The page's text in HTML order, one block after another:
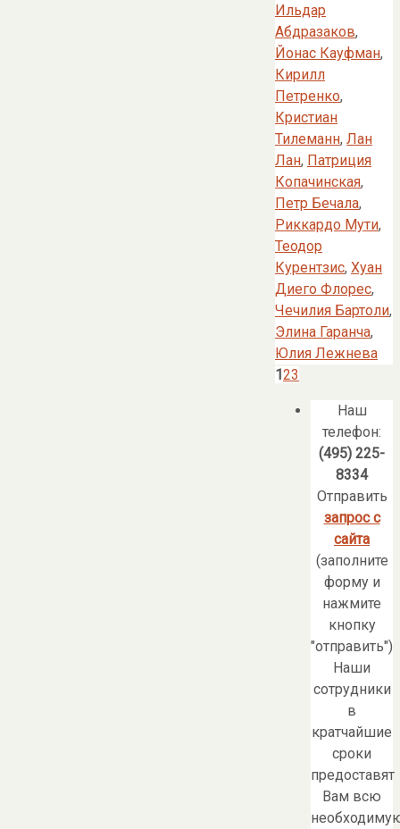
Ильдар
Абдразаков,
Йонас Кауфман,
Кирилл
Петренко,
Кристиан
Тилеманн, Лан
Лан, Патриция
Копачинская,
Петр Бечала,
Риккардо Мути,
Теодор
Курентзис, Хуан
Диего Флорес,
Чечилия Бартоли,
Элина Гаранча,
Юлия Лежнева
123
Наш
телефон:
(495) 225-
8334
Отправить
запрос с
сайта
(заполните
форму и
нажмите
кнопку
"отправить")
Наши
сотрудники
в
кратчайшие
сроки
предоставят
Вам всю